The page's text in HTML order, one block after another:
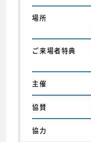
場所
ご来場者特典
主催
協賛
協力